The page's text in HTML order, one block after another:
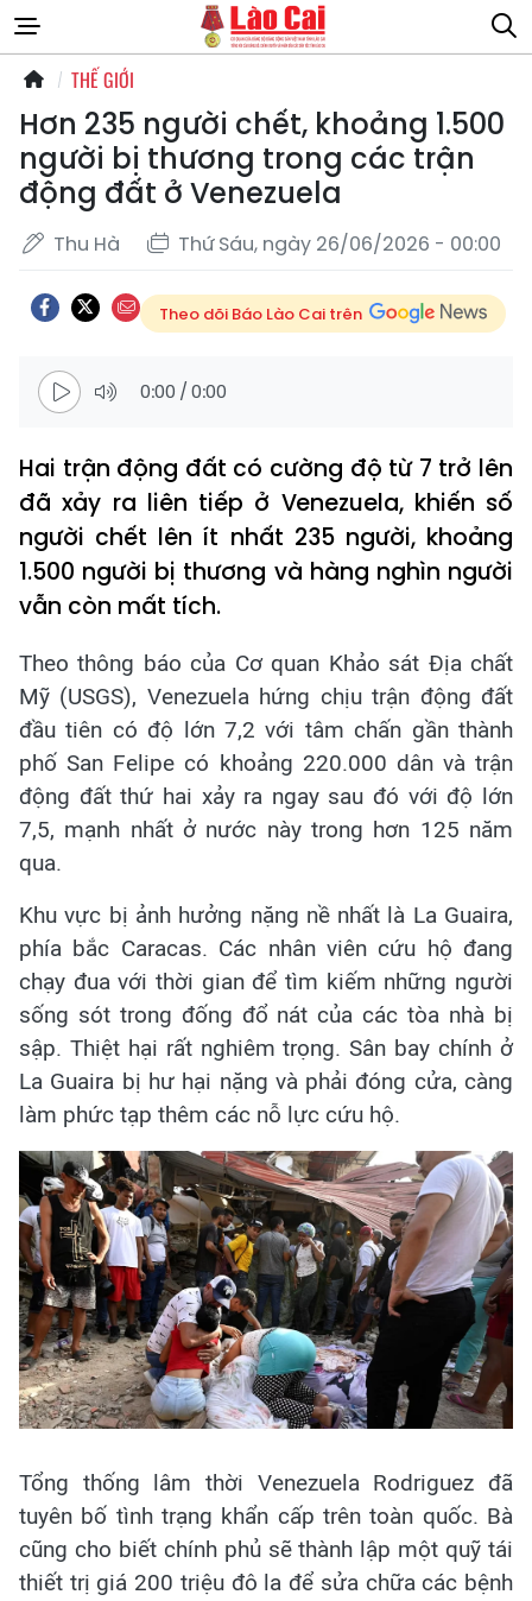
THẾ GIỚI
Hơn 235 người chết, khoảng 1.500
người bị thương trong các trận
động đất ở Venezuela
Thu Hà Thứ Sáu, ngày 26/06/2026 - 00:00
Theo dõi Báo Lào Cai trên
0:00 /0:00
Hai trận động đất có cường độ từ 7 trở lên
đã xảy ra liên tiếp ở Venezuela, khiến số
người chết lên ít nhất 235 người, khoảng
1.500 người bị thương và hàng nghìn người
vẫn còn mất tích.
Theo thông báo của Cơ quan Khảo sát Địa chất
Mỹ (USGS), Venezuela hứng chịu trận động đất
đầu tiên có độ lớn 7,2 với tâm chấn gần thành
phố San Felipe có khoảng 220.000 dân và trận
động đất thứ hai xảy ra ngay sau đó với độ lớn
7,5, mạnh nhất ở nước này trong hơn 125 năm
qua.
Khu vực bị ảnh hưởng nặng nề nhất là La Guaira,
phía bắc Caracas. Các nhân viên cứu hộ đang
chạy đua với thời gian để tìm kiếm những người
sống sót trong đống đổ nát của các tòa nhà bị
sập. Thiệt hại rất nghiêm trọng. Sân bay chính ở
La Guaira bị hư hại nặng và phải đóng cửa, càng
làm phức tạp thêm các nỗ lực cứu hộ.
Tổng thống lâm thời Venezuela Rodriguez đã
tuyên bố tình trạng khẩn cấp trên toàn quốc. Bà
cũng cho biết chính phủ sẽ thành lập một quỹ tái
thiết trị giá 200 triệu đô la để sửa chữa các bệnh